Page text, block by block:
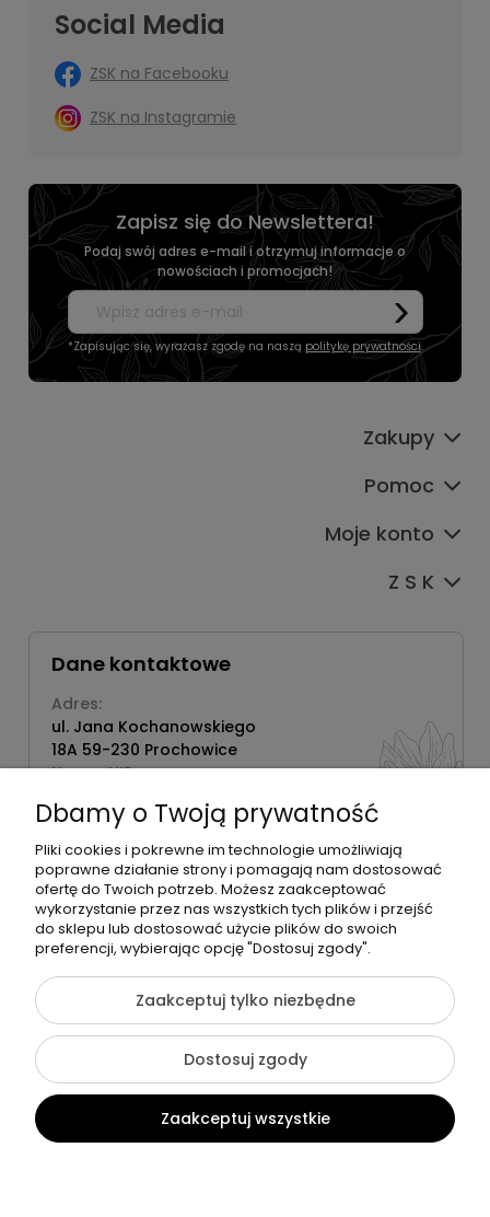
Social Media
ZSK na Facebooku
ZSK na Instagramie
Zapisz się do Newslettera!
Podaj swój adres e-mail i otrzymuj informacje o
nowościach i promocjach!
*Zapisując się, wyrażasz zgodę na naszą politykę prywatności.
Zakupy
Pomoc
Moje konto
Z S K
Dane kontaktowe
Adres:
ul. Jana Kochanowskiego
18A 59-230 Prochowice
Numer NIP:
Telefon:
518358020
©2026 Wszelkie Prawa Zastrzeżone | Zrób Sobie Krem
Szablon Flex byEcommercy
Pokaż pełną wersję strony
Sklep internetowy Shoper Premium
Dbamy o Twoją prywatność
Pliki cookies i pokrewne im technologie umożliwiają
poprawne działanie strony i pomagają nam dostosować
ofertę do Twoich potrzeb. Możesz zaakceptować
wykorzystanie przez nas wszystkich tych plików i przejść
do sklepu lub dostosować użycie plików do swoich
preferencji, wybierając opcję "Dostosuj zgody".
Zaakceptuj tylko niezbędne
Dostosuj zgody
Zaakceptuj wszystkie